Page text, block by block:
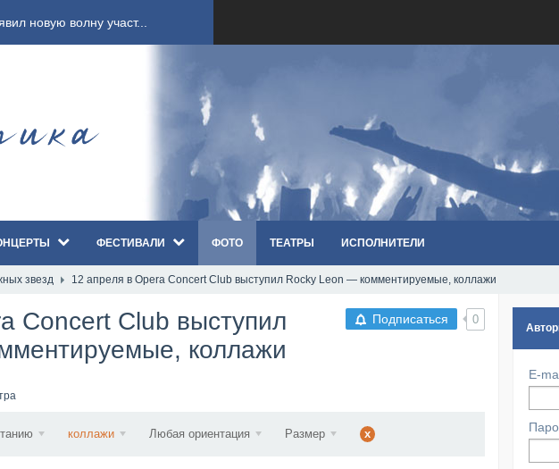
новую волну участ...
распродан
экраны с новым ко...
новый портал Cash...
HAMMER FEST впервые...
сингл под названием «...
ФЕСТИВАЛИ ФОТО ТЕАТРЫ ИСПОЛНИТЕЛИ
звезд 12 апреля в Opera Concert Club выступил Rocky Leon — комментируемые, коллажи
Подписаться 0
Concert Club выступил
коллажи
коллажи Любая ориентация Размер x
E-